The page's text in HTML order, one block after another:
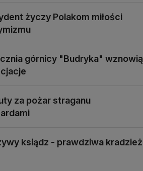
życzy Polakom miłości
górnicy "Budryka" wznowią
za pożar straganu
ksiądz - prawdziwa kradzież